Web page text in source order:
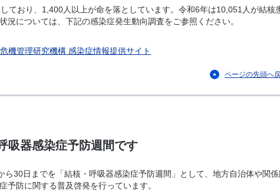
ており、1,400人以上が命を落としています。令和6年は10,051人が結核
況については、下記の感染症発生動向調査をご参照ください。
機管理研究機構 感染症情報提供サイト
ページの先頭へ
吸器感染症予防週間です
ら30日までを「結核・呼吸器感染症予防週間」として、地方自治体や関係
予防に関する普及啓発を行っています。